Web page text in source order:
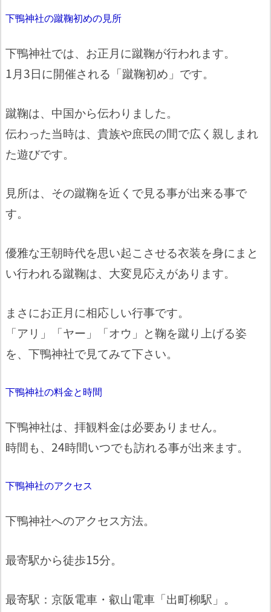
下鴨神社の蹴鞠初めの見所
下鴨神社では、お正月に蹴鞠が行われます。
1月3日に開催される「蹴鞠初め」です。
蹴鞠は、中国から伝わりました。
伝わった当時は、貴族や庶民の間で広く親しまれ
た遊びです。
見所は、その蹴鞠を近くで見る事が出来る事で
す。
優雅な王朝時代を思い起こさせる衣装を身にまと
い行われる蹴鞠は、大変見応えがあります。
まさにお正月に相応しい行事です。
「アリ」「ヤー」「オウ」と鞠を蹴り上げる姿
を、下鴨神社で見てみて下さい。
下鴨神社の料金と時間
下鴨神社は、拝観料金は必要ありません。
時間も、24時間いつでも訪れる事が出来ます。
下鴨神社のアクセス
下鴨神社へのアクセス方法。
最寄駅から徒歩15分。
最寄駅：京阪電車・叡山電車「出町柳駅」。